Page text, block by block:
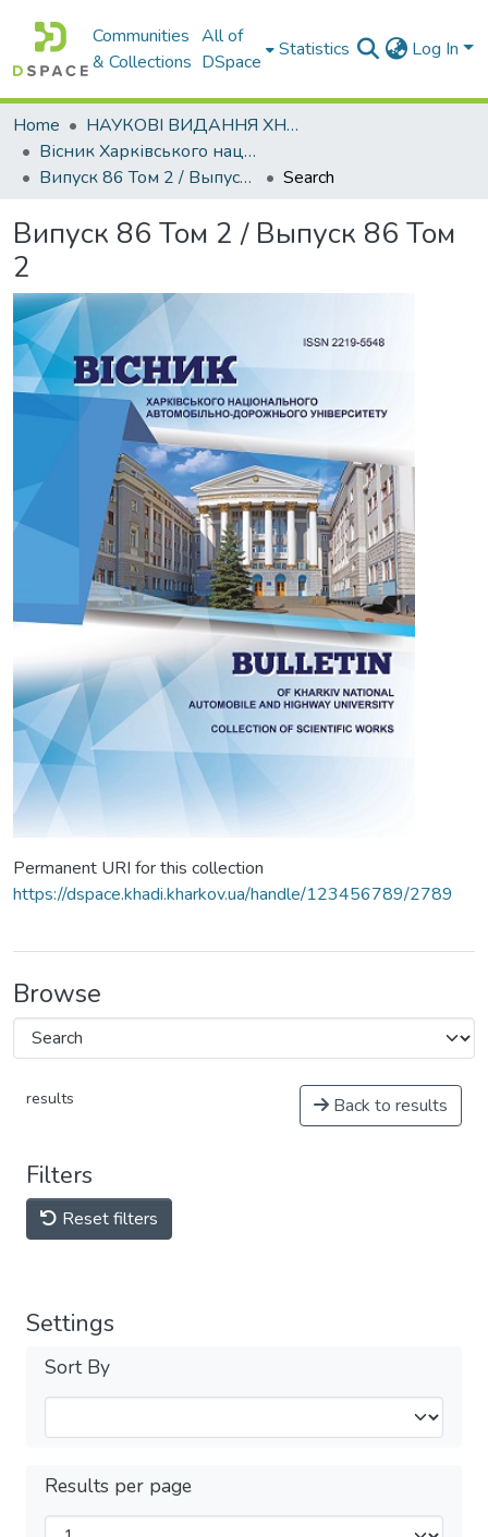
Communities
& Collections
All of
DSpace
Statistics Log In
Home
НАУКОВІ ВИДАННЯ ХНАДУ
Вісник Харківського національного автомобільно-дорожнього університету / Вестник Харьковского национального автомобильно-дорожного университета
Випуск 86 Том 2 / Выпуск 86 Том 2
Search
Випуск 86 Том 2 / Выпуск 86 Том
2
Permanent URI for this collection
https://dspace.khadi.kharkov.ua/handle/123456789/2789
Browse
results Back to results
Filters
Reset filters
Settings
Sort By
Results per page